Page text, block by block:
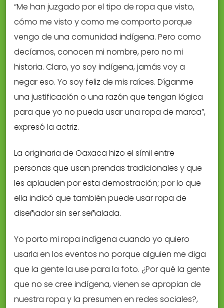
“Me han juzgado por el tipo de ropa que visto,
cómo me visto y como me comporto porque
vengo de una comunidad indígena. Pero como
decíamos, conocen mi nombre, pero no mi
historia. Claro, yo soy indígena, jamás voy a
negar eso. Yo soy feliz de mis raíces. Díganme
una justificación o una razón que tengan lógica
para que yo no pueda usar una ropa de marca”,
expresó la actriz.
La originaria de Oaxaca hizo el símil entre
personas que usan prendas tradicionales y que
les aplauden por esta demostración; por lo que
ella indicó que también puede usar ropa de
diseñador sin ser señalada.
Yo porto mi ropa indígena cuando yo quiero
usarla en los eventos no porque alguien me diga
que la gente la use para la foto. ¿Por qué la gente
que no se cree indígena, vienen se apropian de
nuestra ropa y la presumen en redes sociales?,